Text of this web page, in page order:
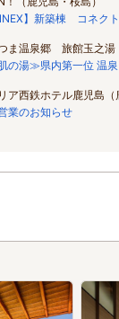
】新築棟 コネク
ま温泉郷 旅館玉之湯
の湯≫県内第一位 温泉
ア西鉄ホテル鹿児島（
業のお知らせ